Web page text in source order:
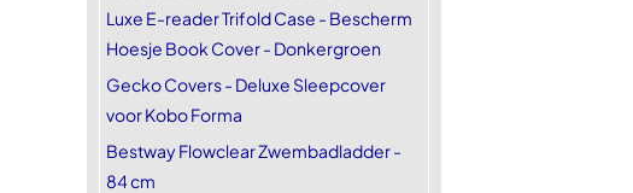
Luxe E-reader Trifold Case - Bescherm
Hoesje Book Cover - Donkergroen
Gecko Covers - Deluxe Sleepcover
voor Kobo Forma
Bestway Flowclear Zwembadladder -
84 cm